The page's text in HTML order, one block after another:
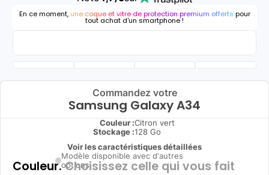
En ce moment, une coque et vitre de protection premium offerts pour
tout achat d'un smartphone !
Commandez votre
Samsung Galaxy A34
Couleur :Citron vert
Stockage :128 Go
Voir les caractéristiques détaillées
Modèle disponible avec d'autres
options
Couleur.Choisissez celle qui vous fait